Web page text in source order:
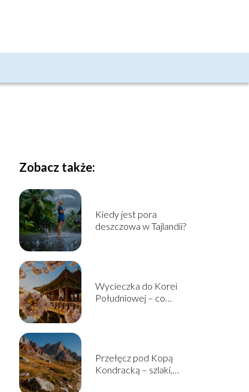
Zobacz także:
Kiedy jest pora
deszczowa w Tajlandii?
Wycieczka do Korei
Południowej – co
Przełęcz pod Kopą
Kondracką – szlaki,